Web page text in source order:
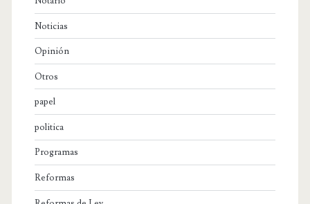
Noticias
Opinión
Otros
papel
politica
Programas
Reformas